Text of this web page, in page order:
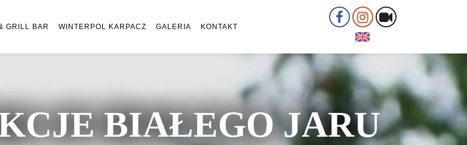
GRILL BAR WINTERPOL KARPACZ GALERIA KONTAKT
BIAŁEGO JARU